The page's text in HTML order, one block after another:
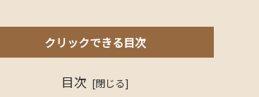
クリックできる目次
目次